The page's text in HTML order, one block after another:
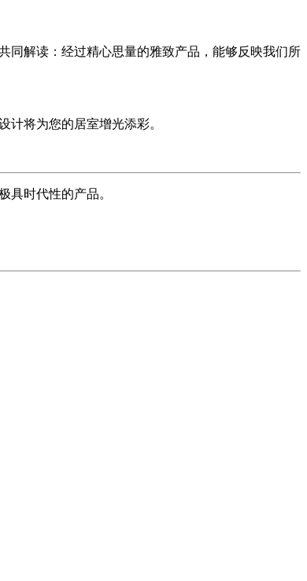
同解读：经过精心思量的雅致产品，能够反映我们所
将为您的居室增光添彩。
具时代性的产品。